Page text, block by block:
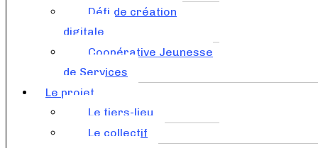
Défi de création
digitale
Coopérative Jeunesse
de Services
Le projet
Le tiers-lieu
Le collectif